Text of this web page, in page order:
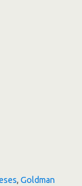
, Goldman